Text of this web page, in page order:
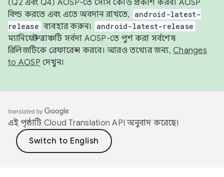
(Q2 এবং Q4) AOSP-তে সোর্স কোড প্রকাশ করব। AOSP
বিল্ড করতে এবং এতে অবদান রাখতে,
android-latest-
release ব্যবহার করুন। android-latest-release
ম্যানিফেস্ট ব্রাঞ্চটি সর্বদা AOSP-তে পুশ করা সর্বশেষ
রিলিজটিকে রেফারেন্স করবে। আরও তথ্যের জন্য, Changes
to AOSP দেখুন।
এই পৃষ্ঠাটি Cloud Translation API অনুবাদ করেছে।